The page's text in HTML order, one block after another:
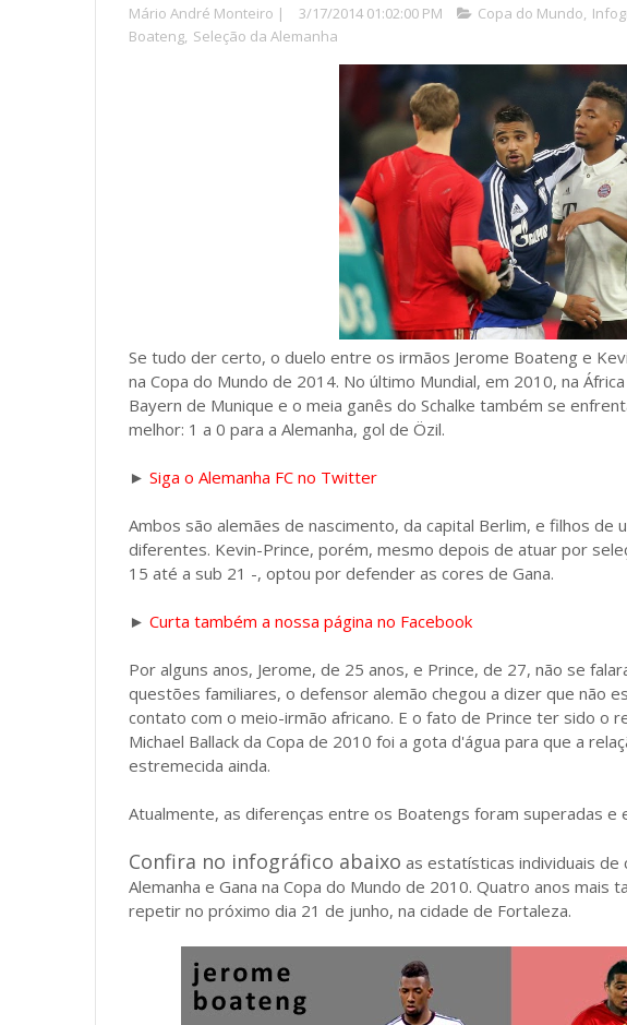
Mário André Monteiro | 3/17/2014 01:02:00 PM Copa do Mundo,
Boateng, Seleção da Alemanha
Se tudo der certo, o duelo entre os irmãos Jerome Boateng e
na Copa do Mundo de 2014. No último Mundial, em 2010, na
Bayern de Munique e o meia ganês do Schalke também se
melhor: 1 a 0 para a Alemanha, gol de Özil.
► Siga o Alemanha FC no Twitter
Ambos são alemães de nascimento, da capital Berlim, e filhos de
diferentes. Kevin-Prince, porém, mesmo depois de atuar por
15 até a sub 21 -, optou por defender as cores de Gana.
► Curta também a nossa página no Facebook
Por alguns anos, Jerome, de 25 anos, e Prince, de 27, não se
questões familiares, o defensor alemão chegou a dizer que não
contato com o meio-irmão africano. E o fato de Prince ter sido o
Michael Ballack da Copa de 2010 foi a gota d'água para que a
estremecida ainda.
Atualmente, as diferenças entre os Boatengs foram superadas e
Confira no infográfico abaixo as estatísticas individuais
Alemanha e Gana na Copa do Mundo de 2010. Quatro anos
repetir no próximo dia 21 de junho, na cidade de Fortaleza.